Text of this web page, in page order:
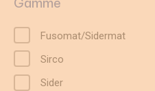
Gamme
Fusomat/Sidermat
Sirco
Sider